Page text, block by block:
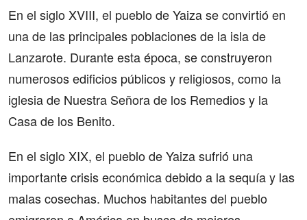
En el siglo XVIII, el pueblo de Yaiza se convirtió en
una de las principales poblaciones de la isla de
Lanzarote. Durante esta época, se construyeron
numerosos edificios públicos y religiosos, como la
iglesia de Nuestra Señora de los Remedios y la
Casa de los Benito.
En el siglo XIX, el pueblo de Yaiza sufrió una
importante crisis económica debido a la sequía y las
malas cosechas. Muchos habitantes del pueblo